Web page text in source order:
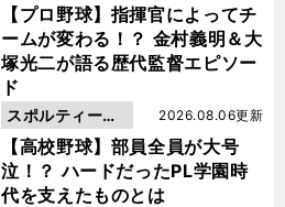
【プロ野球】指揮官によってチ
ームが変わる！？ 金村義明＆大
塚光二が語る歴代監督エピソー
ド
動画
【高校野球】部員全員が大号
泣！？ ハードだったPL学園時
代を支えたものとは
2026.08.06更新
スポルティーバ
動画